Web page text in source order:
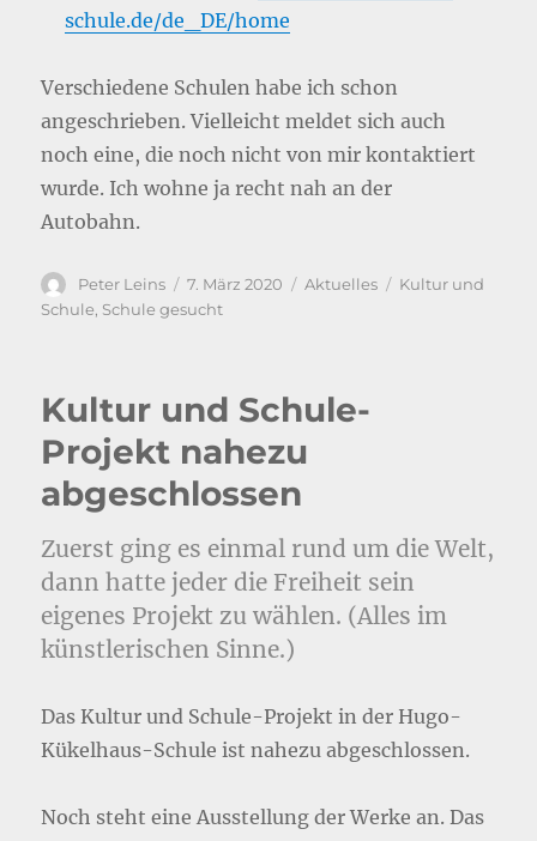
schule.de/de_DE/home
Verschiedene Schulen habe ich schon
angeschrieben. Vielleicht meldet sich auch
noch eine, die noch nicht von mir kontaktiert
wurde. Ich wohne ja recht nah an der
Autobahn.
Autor
Peter Leins
Veröffentlicht
am
7. März 2020 Kategorien
Aktuelles Schlagwörter
Kultur und
Schule, Schule gesucht
Kultur und Schule-
Projekt nahezu
abgeschlossen
Zuerst ging es einmal rund um die Welt,
dann hatte jeder die Freiheit sein
eigenes Projekt zu wählen. (Alles im
künstlerischen Sinne.)
Das Kultur und Schule-Projekt in der Hugo-
Kükelhaus-Schule ist nahezu abgeschlossen.
Noch steht eine Ausstellung der Werke an. Das